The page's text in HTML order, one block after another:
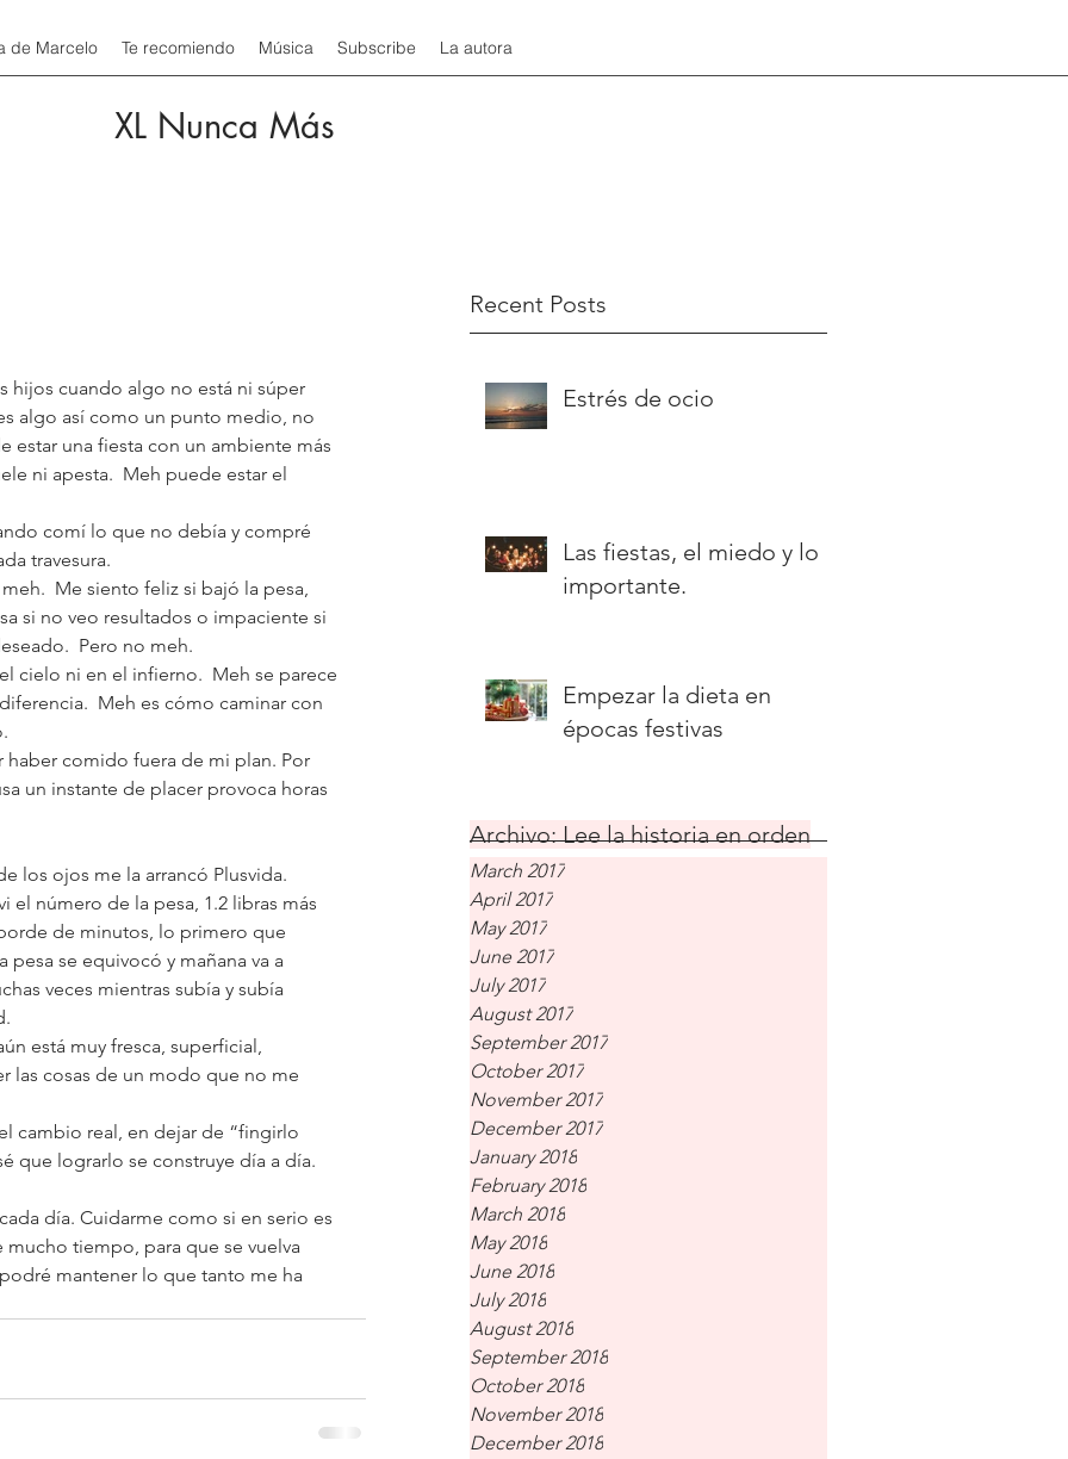
de Marcelo Te recomiendo Música Subscribe La autora
XL Nunca Más
Recent Posts
Estrés de ocio
Las fiestas, el miedo y lo
importante.
Empezar la dieta en
épocas festivas
Archivo: Lee la historia en orden
March 2017
April 2017
May 2017
June 2017
July 2017
August 2017
September 2017
October 2017
November 2017
December 2017
January 2018
February 2018
March 2018
May 2018
June 2018
July 2018
August 2018
September 2018
October 2018
November 2018
December 2018
hijos cuando algo no está ni súper
algo así como un punto medio, no
estar una fiesta con un ambiente más
ni apesta.  Meh puede estar el
comí lo que no debía y compré
travesura.
Me siento feliz si bajó la pesa,
si no veo resultados o impaciente si
Pero no meh.
cielo ni en el infierno.  Meh se parece
Meh es cómo caminar con
haber comido fuera de mi plan. Por
un instante de placer provoca horas
los ojos me la arrancó Plusvida.
el número de la pesa, 1.2 libras más
de minutos, lo primero que
pesa se equivocó y mañana va a
veces mientras subía y subía
está muy fresca, superficial,
las cosas de un modo que no me
cambio real, en dejar de “fingirlo
que lograrlo se construye día a día.
día. Cuidarme como si en serio es
mucho tiempo, para que se vuelva
mantener lo que tanto me ha